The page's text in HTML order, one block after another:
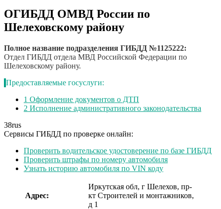
ОГИБДД ОМВД России по
Шелеховскому району
Полное название подразделения ГИБДД №1125222:
Отдел ГИБДД отдела МВД Российской Федерации по
Шелеховскому району.
Предоставляемые госуслуги:
1 Оформление документов о ДТП
2 Исполнение административного законодательства
38rus
Сервисы ГИБДД по проверке онлайн:
Проверить водительское удостоверение по базе ГИБДД
Проверить штрафы по номеру автомобиля
Узнать историю автомобиля по VIN коду
Адрес:
Иркутская обл, г Шелехов, пр-
кт Строителей и монтажников,
д 1